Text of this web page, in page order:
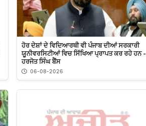
ਹੋਰ ਦੇਸ਼ਾਂ ਦੇ ਵਿਦਿਆਰਥੀ ਵੀ ਪੰਜਾਬ ਦੀਆਂ ਸਰਕਾਰੀ
ਯੂਨੀਵਰਸਿਟੀਆਂ ਵਿਚ ਸਿੱਖਿਆ ਪ੍ਰਾਪਤ ਕਰ ਰਹੇ ਹਨ -
ਹਰਜੋਤ ਸਿੰਘ ਬੈਂਸ
06-08-2026